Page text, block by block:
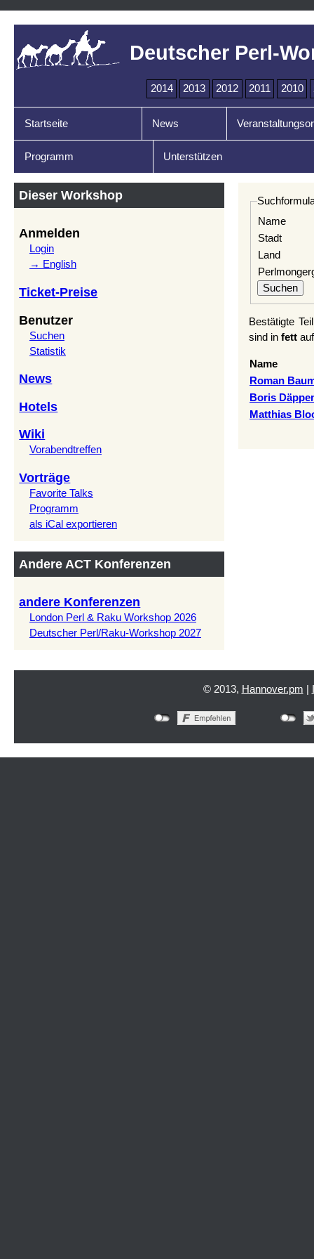
Deutscher Perl-
2014 2013 2012 2011 2010
Startseite News
Programm Unterstützen
Dieser Workshop
Anmelden
Login
→ English
Ticket-Preise
Benutzer
Suchen
Statistik
News
Hotels
Wiki
Vorabendtreffen
Vorträge
Favorite Talks
Programm
als iCal exportieren
Andere ACT Konferenzen
andere Konferenzen
London Perl & Raku Workshop 2026
Deutscher Perl/Raku-Workshop 2027
Name
Stadt
Land
Bestätigte
sind in fett
Name
Roman
Boris
Matthias
© 2013, Hannover.pm